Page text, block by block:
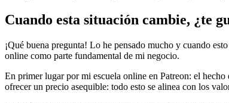
Cuando esta situación cambie, ¿te
¡Qué buena pregunta! Lo he pensado mucho y cuando
online como parte fundamental de mi negocio.
En primer lugar por mi escuela online en Patreon: el
ofrecer un precio asequible: todo esto se alinea con los